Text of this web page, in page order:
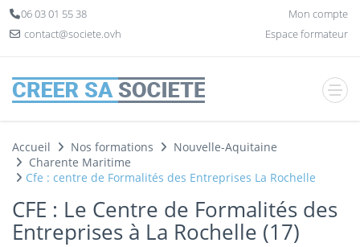
06 03 01 55 38
contact@societe.ovh
Mon compte
Espace formateur
Accueil Nos formations
Nouvelle-Aquitaine
Charente Maritime
Cfe : centre de Formalités des Entreprises La Rochelle
CFE : Le Centre de Formalités des
Entreprises à La Rochelle (17)
Panneau de gestion des cookies